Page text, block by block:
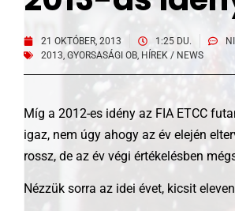
21 OKTÓBER, 2013 1:25 DU.
2013, GYORSASÁGI OB, HÍREK / NEWS
Míg a 2012-es idény az FIA ETCC
igaz, nem úgy ahogy az év elején
rossz, de az év végi értékelésben
Nézzük sorra az idei évet, kicsit